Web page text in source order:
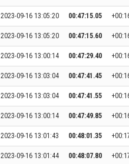
2023-09-16 13:05:20 00:47:15.05
2023-09-16 13:05:20 00:47:15.60
2023-09-16 13:00:14 00:47:29.40
2023-09-16 13:03:04 00:47:41.45
2023-09-16 13:03:04 00:47:41.55
2023-09-16 13:00:14 00:47:49.85
2023-09-16 13:01:43 00:48:01.35
2023-09-16 13:01:44 00:48:07.80